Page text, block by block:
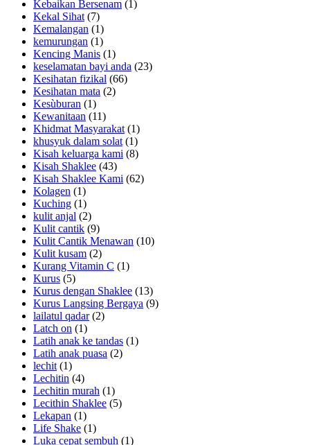
Kebaikan Bersenam (1)
Kekal Sihat (7)
Kemalangan (1)
kemurungan (1)
Kencing Manis (1)
keselamatan bayi anda (23)
Kesihatan fizikal (66)
Kesihatan mata (2)
Kesùburan (1)
Kewanitaan (11)
Khidmat Masyarakat (1)
khusyuk dalam solat (1)
Kisah keluarga kami (8)
Kisah Shaklee (43)
Kisah Shaklee Kami (62)
Kolagen (1)
Kuching (1)
kulit anjal (2)
Kulit cantik (9)
Kulit Cantik Menawan (10)
Kulit kusam (2)
Kurang Vitamin C (1)
Kurus (5)
Kurus dengan Shaklee (13)
Kurus Langsing Bergaya (9)
lailatul qadar(2)
Latch on (1)
Latih anak ke tandas (1)
Latih anak puasa (2)
lechit (1)
Lechitin (4)
Lechitin murah (1)
Lecithin Shaklee (5)
Lekapan (1)
Life Shake (1)
Luka cepat sembuh (1)